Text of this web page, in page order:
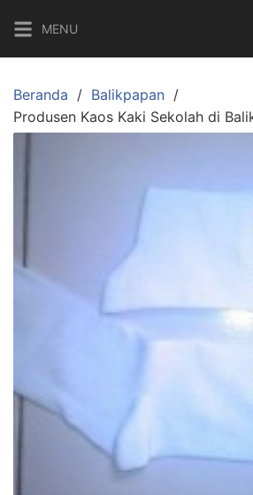
ke
konten
MENU
Beranda
Balikpapan
Produsen Kaos Kaki Sekolah di